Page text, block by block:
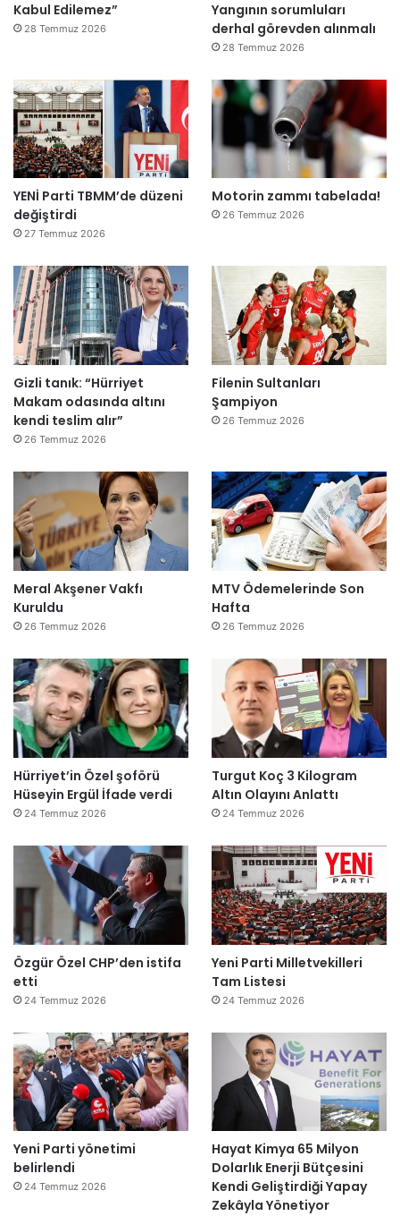
Kabul Edilemez”
28 Temmuz 2026
Yangının sorumluları
derhal görevden alınmalı
28 Temmuz 2026
YENİ Parti TBMM’de düzeni
değiştirdi
27 Temmuz 2026
Motorin zammı tabelada!
26 Temmuz 2026
Gizli tanık: “Hürriyet
Makam odasında altını
kendi teslim alır”
26 Temmuz 2026
Filenin Sultanları
Şampiyon
26 Temmuz 2026
Meral Akşener Vakfı
Kuruldu
26 Temmuz 2026
MTV Ödemelerinde Son
Hafta
26 Temmuz 2026
Hürriyet’in Özel şoförü
Hüseyin Ergül İfade verdi
24 Temmuz 2026
Turgut Koç 3 Kilogram
Altın Olayını Anlattı
24 Temmuz 2026
Özgür Özel CHP’den istifa
etti
24 Temmuz 2026
Yeni Parti Milletvekilleri
Tam Listesi
24 Temmuz 2026
Yeni Parti yönetimi
belirlendi
24 Temmuz 2026
Hayat Kimya 65 Milyon
Dolarlık Enerji Bütçesini
Kendi Geliştirdiği Yapay
Zekâyla Yönetiyor